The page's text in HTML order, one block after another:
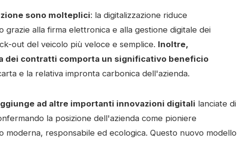
sono molteplici: la digitalizzazione riduce
grazie alla firma elettronica e alla gestione digitale dei
out del veicolo più veloce e semplice. Inoltre,
dei contratti comporta un significativo beneficio
e la relativa impronta carbonica dell'azienda.
ad altre importanti innovazioni digitali lanciate di
la posizione dell'azienda come pioniere
responsabile ed ecologica. Questo nuovo modello